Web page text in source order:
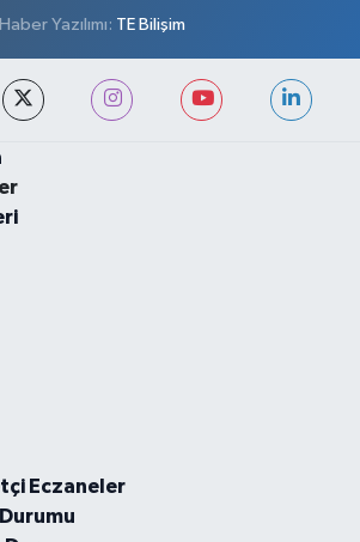
Haber Yazılımı: TE Bilişim
Eczaneler